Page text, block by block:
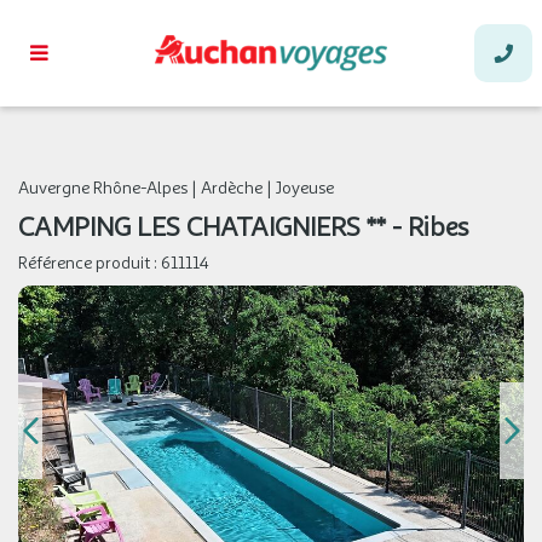
Auvergne Rhône-Alpes | Ardèche | Joyeuse
CAMPING LES CHATAIGNIERS ** - Ribes
Référence produit : 611114